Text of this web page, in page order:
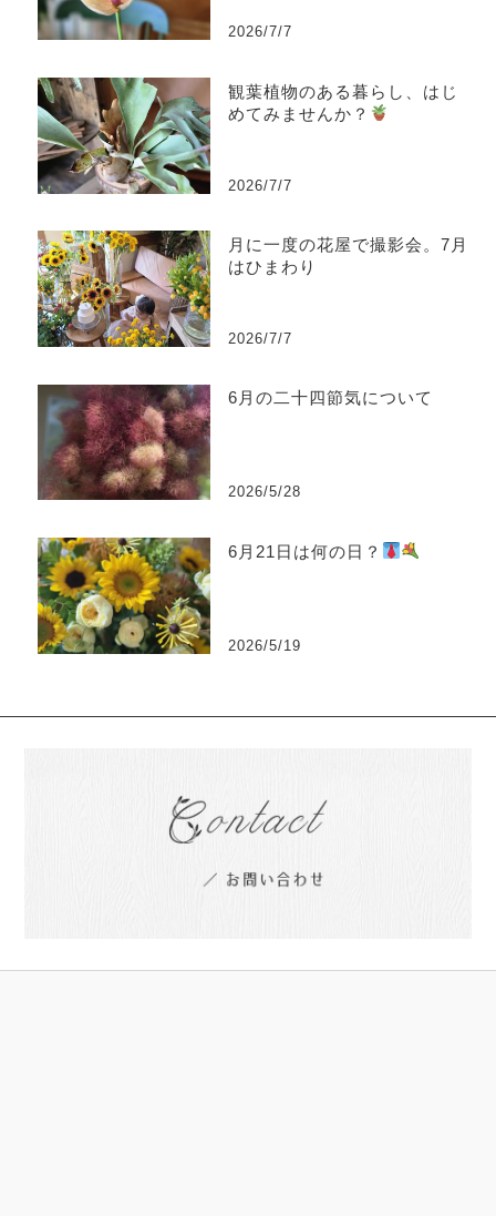
2026/7/7
観葉植物のある暮らし、はじ
めてみませんか？
2026/7/7
月に一度の花屋で撮影会。7月
はひまわり
2026/7/7
6月の二十四節気について
2026/5/28
6月21日は何の日？
2026/5/19